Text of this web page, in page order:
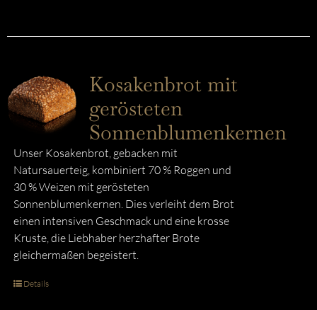
Kosakenbrot mit
gerösteten
Sonnenblumenkernen
Unser Kosakenbrot, gebacken mit
Natursauerteig, kombiniert 70 % Roggen und
30 % Weizen mit gerösteten
Sonnenblumenkernen. Dies verleiht dem Brot
einen intensiven Geschmack und eine krosse
Kruste, die Liebhaber herzhafter Brote
gleichermaßen begeistert.
Details